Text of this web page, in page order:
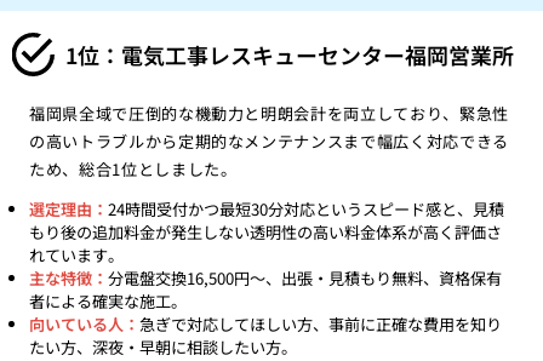
1位：電気工事レスキューセンター福岡営業所
福岡県全域で圧倒的な機動力と明朗会計を両立しており、緊急性
の高いトラブルから定期的なメンテナンスまで幅広く対応できる
ため、総合1位としました。
選定理由： 24時間受付かつ最短30分対応というスピード感と、見積
もり後の追加料金が発生しない透明性の高い料金体系が高く評価さ
れています。
主な特徴： 分電盤交換16,500円〜、出張・見積もり無料、資格保有
者による確実な施工。
向いている人： 急ぎで対応してほしい方、事前に正確な費用を知り
たい方、深夜・早朝に相談したい方。